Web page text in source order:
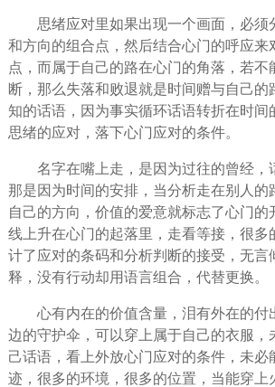
思绪应对里如果出现一个画面，必须
和方向的组合点，然后结合心门的呼应来
点，而属于自己的路在心门的角落，若不
断，那么失落和败退就是时间赠与自己的
知的话语，因为事实循环话语转折在时间
思绪的应对，落下心门应对的条件。
名字在嘴上走，是因为过往的曾经，
那是因为时间的安排，当分析走在别人的
自己的方向，价值的爱意就标志了心门的
线上升在心门的起落里，走看等接，很多
计了应对的条码和分析判断的接受，无言
释，没有行动却用语言组合，代替更换。
心有内在的价值含量，泪有外在的付
边的守护伞，可以穿上属于自己的衣服，
己话语，看上外放心门应对的条件，未必
迹，很多的环境，很多的位置，当能穿上